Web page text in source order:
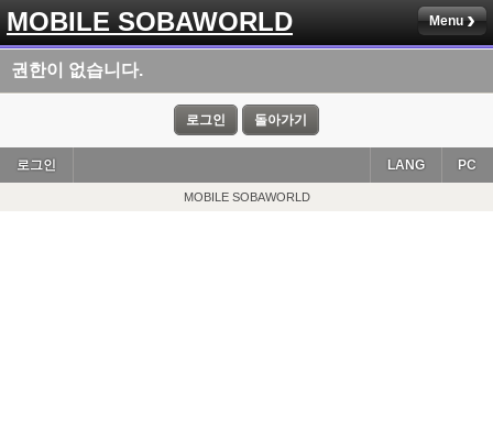
MOBILE SOBAWORLD Menu
권한이 없습니다.
로그인 돌아가기
로그인 PC
LANG
MOBILE SOBAWORLD